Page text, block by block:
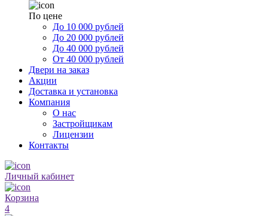
По цене
До 10 000 рублей
До 20 000 рублей
До 40 000 рублей
От 40 000 рублей
Двери на заказ
Акции
Доставка и установка
Компания
О нас
Застройщикам
Лицензии
Контакты
Личный кабинет
Корзина
4